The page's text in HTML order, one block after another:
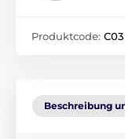
Produktcode: C03
Beschreibung